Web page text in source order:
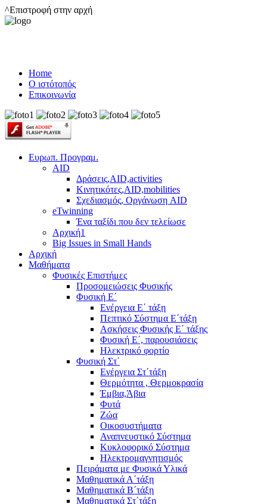
^Επιστροφή στην αρχή
Home
Ο ιστότοπός
Επικοινωνία
Ευρωπ. Προγραμ.
AID
Δράσεις,AID,activities
Κινητικότες,AID,mobilities
Σχεδιασμός, Οργάνωση AID
eTwinning
Ένα ταξίδι που δεν τελείωσε
Αρχική1
Big Issues in Small Hands
Αρχική
Μαθήματα
Φυσικές Επιστήμες
Προσομειώσεις Φυσικής
Φυσική Ε΄
Ενέργεια Ε΄ τάξη
Πεπτικό Σύστημα Ε΄τάξη
Ασκήσεις Φυσικής Ε΄ τάξης
Φυσική Ε΄, παρουσιάσεις
Ηλεκτρικό φορτίο
Φυσική Στ΄
Ενέργεια Στ΄τάξη
Θερμότητα , Θερμοκρασία
Έμβια,Άβια
Φυτά
Ζώα
Οικοσυστήματα
Αναπνευστικό Σύστημα
Κυκλοφορικό Σύστημα
Ηλεκτρομαγνητισμός
Πειράματα με Φυσικά Υλικά
Μαθηματικά Α΄τάξη
Μαθηματικά Β΄τάξη
Μαθηματικά Στ΄τάξη